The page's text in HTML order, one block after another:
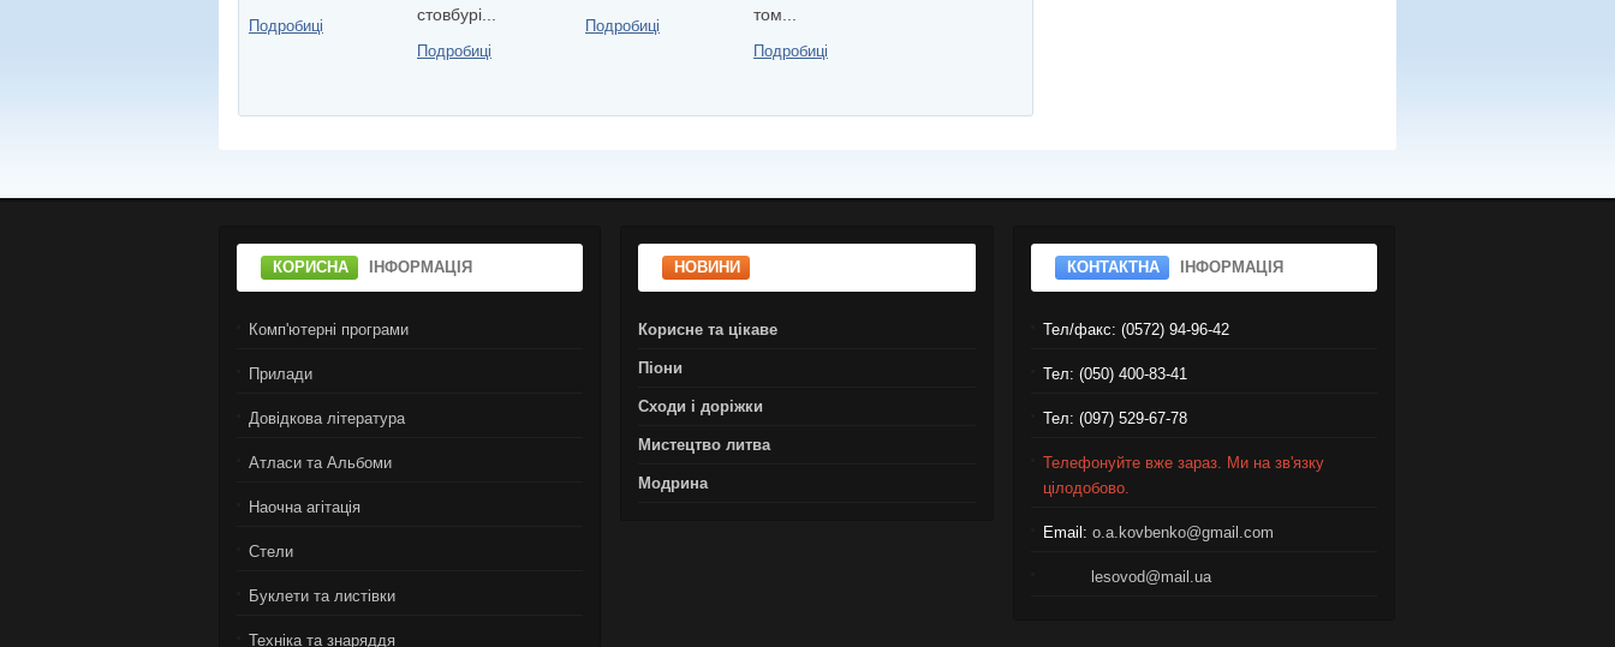
Подробиці
стовбурi...
Подробиці
Подробиці
том...
Подробиці
КОРИСНА ІНФОРМАЦІЯ
Комп'ютерні програми
Прилади
Довідкова література
Атласи та Альбоми
Наочна агітація
Стели
Буклети та листівки
Техніка та знаряддя
НОВИНИ
Корисне та цікаве
Піони
Сходи і доріжки
Мистецтво литва
Модрина
КОНТАКТНА ІНФОРМАЦІЯ
Тел/факс: (0572) 94-96-42
Тел: (050) 400-83-41
Тел: (097) 529-67-78
Телефонуйте вже зараз. Ми на зв'язку
цілодобово.
Email: o.a.kovbenko@gmail.com
lesovod@mail.ua